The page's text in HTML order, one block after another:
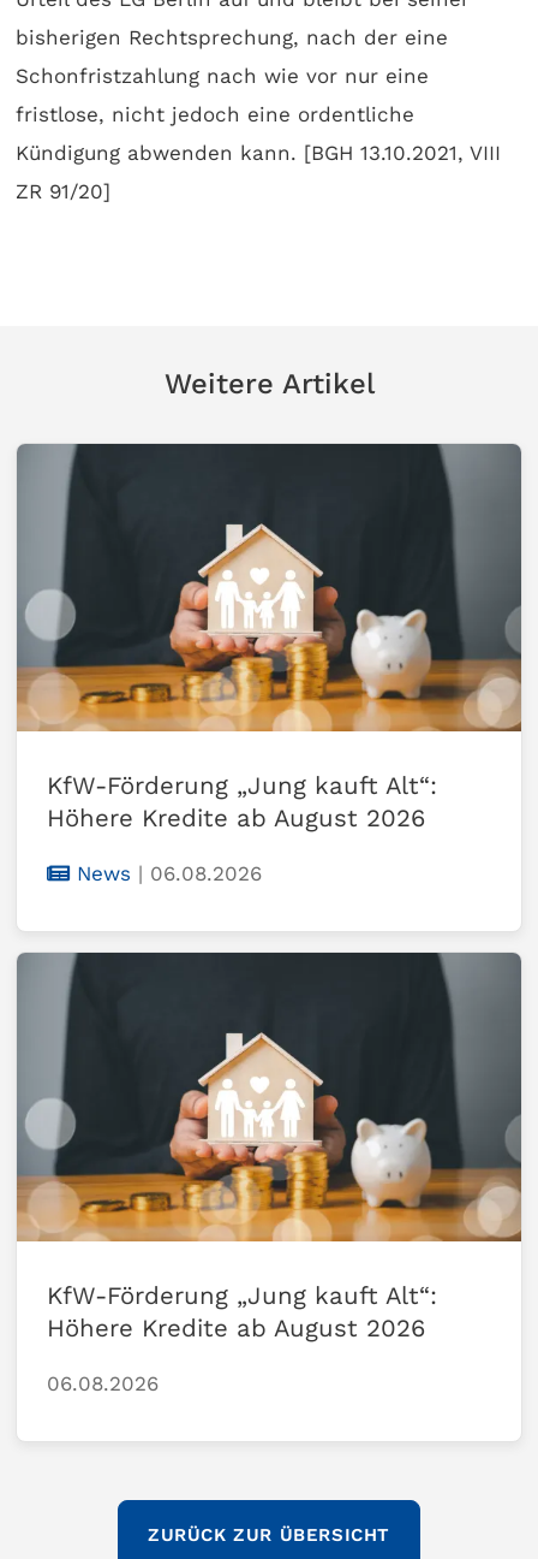
bisherigen Rechtsprechung, nach der eine
Schonfristzahlung nach wie vor nur eine
fristlose, nicht jedoch eine ordentliche
Kündigung abwenden kann. [BGH 13.10.2021, VIII
ZR 91/20]
Weitere Artikel
KfW-Förderung „Jung kauft Alt“:
Höhere Kredite ab August 2026
News | 06.08.2026
KfW-Förderung „Jung kauft Alt“:
Höhere Kredite ab August 2026
06.08.2026
ZURÜCK ZUR ÜBERSICHT